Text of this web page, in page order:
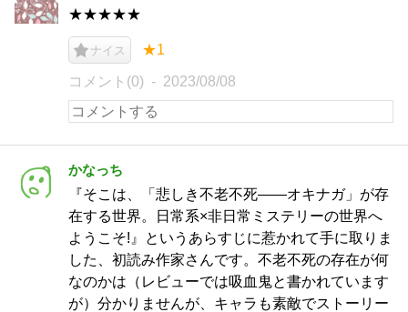
★★★★★
ナイス ★1
コメント(0) 2023/08/08
かなっち
『そこは、「悲しき不老不死――オキナガ」が存
在する世界。日常系×非日常ミステリーの世界へ
ようこそ!』というあらすじに惹かれて手に取りま
した、初読み作家さんです。不老不死の存在が何
なのかは（レビューでは吸血鬼と書かれています
が）分かりませんが、キャラも素敵でストーリー